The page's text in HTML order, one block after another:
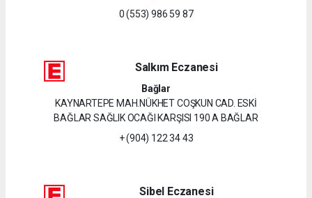
0 (553) 986 59 87
Salkım Eczanesi
Bağlar
KAYNARTEPE MAH.NÜKHET COŞKUN CAD. ESKİ
BAĞLAR SAĞLIK OCAĞI KARŞISI 190 A BAĞLAR
+ (904) 122 34 43
Sibel Eczanesi